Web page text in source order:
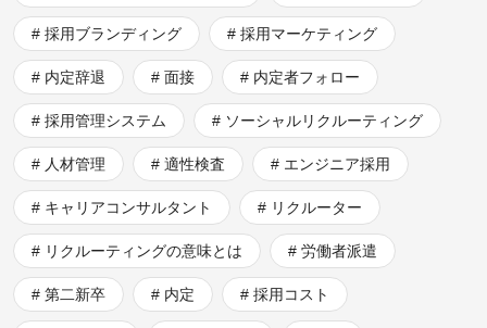
採用ブランディング 採用マーケティング
内定辞退 面接 内定者フォロー
採用管理システム ソーシャルリクルーティング
人材管理 適性検査 エンジニア採用
キャリアコンサルタント リクルーター
リクルーティングの意味とは 労働者派遣
第二新卒 内定 採用コスト